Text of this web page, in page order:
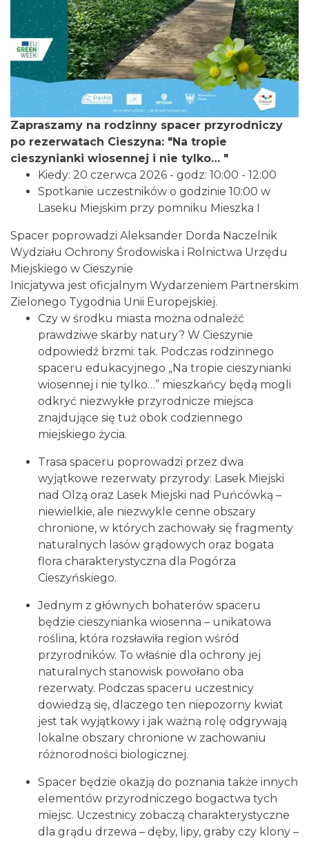
Cieszyn
2026-08-09
0.45 km
Cieszyn
2026-08-16
0.45 km
Cieszyn
2026-08-23
0.45 km
2026-08-09
0.51 km
2026-08-16
0.51 km
Cieszyn
2026-08-23
0.51 km
Zapraszamy na rodzinny spacer przyrodniczy
po rezerwatach Cieszyna: "Na tropie
cieszynianki wiosennej i nie tylko… "
Kiedy: 20 czerwca 2026 - godz: 10:00 - 12:00
Spotkanie uczestników o godzinie 10:00 w
Laseku Miejskim przy pomniku Mieszka I
Spacer poprowadzi Aleksander Dorda Naczelnik
Wydziału Ochrony Środowiska i Rolnictwa Urzędu
Miejskiego w Cieszynie
Inicjatywa jest oficjalnym Wydarzeniem Partnerskim
Zielonego Tygodnia Unii Europejskiej.
Czy w środku miasta można odnaleźć
prawdziwe skarby natury? W Cieszynie
odpowiedź brzmi: tak. Podczas rodzinnego
spaceru edukacyjnego „Na tropie cieszynianki
wiosennej i nie tylko…” mieszkańcy będą mogli
odkryć niezwykłe przyrodnicze miejsca
znajdujące się tuż obok codziennego
miejskiego życia.
Trasa spaceru poprowadzi przez dwa
wyjątkowe rezerwaty przyrody: Lasek Miejski
nad Olzą oraz Lasek Miejski nad Puńcówką –
niewielkie, ale niezwykle cenne obszary
chronione, w których zachowały się fragmenty
naturalnych lasów grądowych oraz bogata
flora charakterystyczna dla Pogórza
Cieszyńskiego.
Jednym z głównych bohaterów spaceru
będzie cieszynianka wiosenna – unikatowa
roślina, która rozsławiła region wśród
przyrodników. To właśnie dla ochrony jej
naturalnych stanowisk powołano oba
rezerwaty. Podczas spaceru uczestnicy
dowiedzą się, dlaczego ten niepozorny kwiat
jest tak wyjątkowy i jak ważną rolę odgrywają
lokalne obszary chronione w zachowaniu
różnorodności biologicznej.
Spacer będzie okazją do poznania także innych
elementów przyrodniczego bogactwa tych
miejsc. Uczestnicy zobaczą charakterystyczne
dla grądu drzewa – dęby, lipy, graby czy klony –